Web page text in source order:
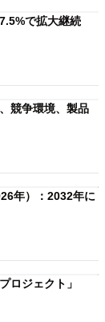
で拡大継続
競争環境、製品
年）：2032年に
ロジェクト」